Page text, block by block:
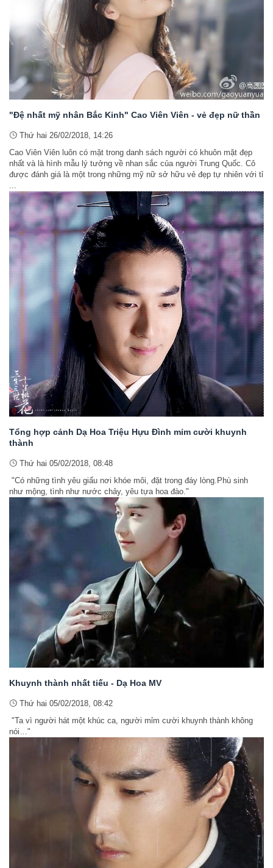
"Đệ nhất mỹ nhân Bắc Kinh" Cao Viên Viên - vẻ đẹp nữ thần
Thứ hai 26/02/2018, 14:26
Cao Viên Viên luôn có mặt trong danh sách người có khuôn mặt đẹp
nhất và là hình mẫu lý tưởng về nhan sắc của người Trung Quốc. Cô
được đánh giá là một trong những mỹ nữ sở hữu vẻ đẹp tự nhiên với tỉ
Tổng hợp cảnh Dạ Hoa Triệu Hựu Đình mỉm cười khuynh
thành
Thứ hai 05/02/2018, 08:48
"Có những tình yêu giấu nơi khóe môi, đặt trong đáy lòng.Phù sinh
như mộng, tình như nước chảy, yêu tựa hoa đào."
Khuynh thành nhất tiếu - Dạ Hoa MV
Thứ hai 05/02/2018, 08:42
"Ta vì người hát một khúc ca, người mỉm cười khuynh thành không
nói…"